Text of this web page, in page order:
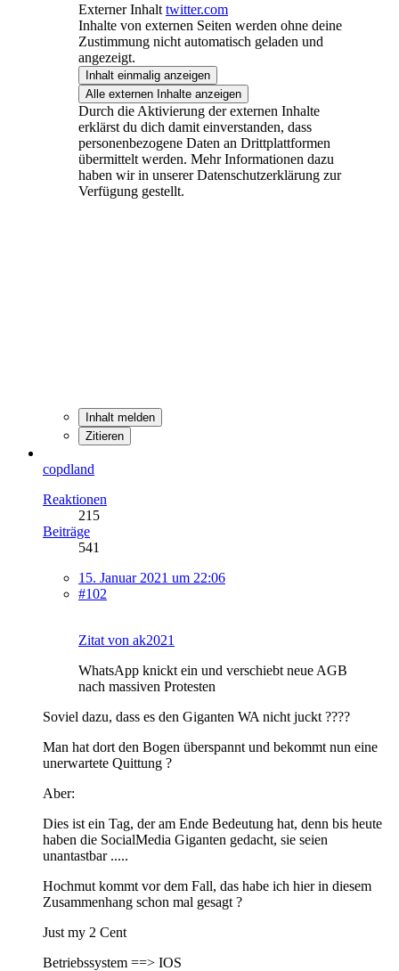
Externer Inhalt twitter.com
Inhalte von externen Seiten werden ohne deine
Zustimmung nicht automatisch geladen und
angezeigt.
Inhalt einmalig anzeigen
Alle externen Inhalte anzeigen
Durch die Aktivierung der externen Inhalte
erklärst du dich damit einverstanden, dass
personenbezogene Daten an Drittplattformen
übermittelt werden. Mehr Informationen dazu
haben wir in unserer Datenschutzerklärung zur
Verfügung gestellt.
Inhalt melden
Zitieren
copdland
Reaktionen
215
Beiträge
541
15. Januar 2021 um 22:06
#102
Zitat von ak2021
WhatsApp knickt ein und verschiebt neue AGB
nach massiven Protesten
Soviel dazu, dass es den Giganten WA nicht juckt ????
Man hat dort den Bogen überspannt und bekommt nun eine
unerwartete Quittung ?
Aber:
Dies ist ein Tag, der am Ende Bedeutung hat, denn bis heute
haben die SocialMedia Giganten gedacht, sie seien
unantastbar .....
Hochmut kommt vor dem Fall, das habe ich hier in diesem
Zusammenhang schon mal gesagt ?
Just my 2 Cent
Betriebssystem ==> IOS